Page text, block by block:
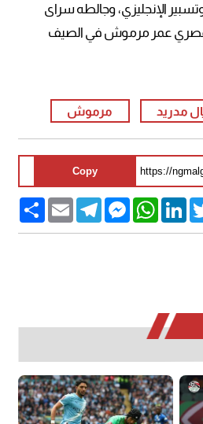
الإنجليزي، وجالطه سراى
المصري عمر مرموش في الصيف
مدريد مرموش
Copy
Share Email
TelegramMessengerWhatsAppLinkedIn